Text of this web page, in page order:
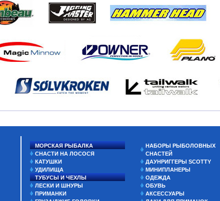
МОРСКАЯ РЫБАЛКА
СНАСТИ НА ЛОСОСЯ
КАТУШКИ
УДИЛИЩА
ТУБУСЫ И ЧЕХЛЫ
ЛЕСКИ И ШНУРЫ
ПРИМАНКИ
НАБОРЫ РЫБОЛОВНЫХ
СНАСТЕЙ
ДАУНРИГГЕРЫ SCOTTY
МИНИПЛАНЕРЫ
ОДЕЖДА
ОБУВЬ
АКСЕССУАРЫ